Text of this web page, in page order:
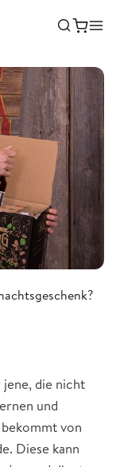
jene, die nicht
und
von
Diese kann